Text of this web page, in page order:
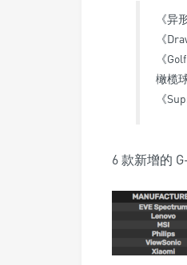
《异
《
《
橄榄
《
6 款新增的